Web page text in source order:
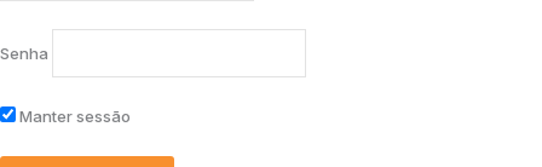
Senha
Manter sessão